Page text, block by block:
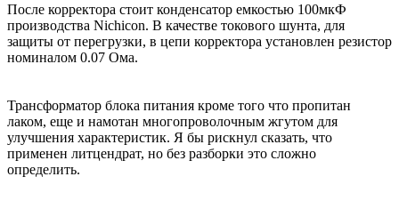
После корректора стоит конденсатор емкостью 100мкФ
производства Nichicon. В качестве токового шунта, для
защиты от перегрузки, в цепи корректора установлен резистор
номиналом 0.07 Ома.
Трансформатор блока питания кроме того что пропитан
лаком, еще и намотан многопроволочным жгутом для
улучшения характеристик. Я бы рискнул сказать, что
применен литцендрат, но без разборки это сложно
определить.